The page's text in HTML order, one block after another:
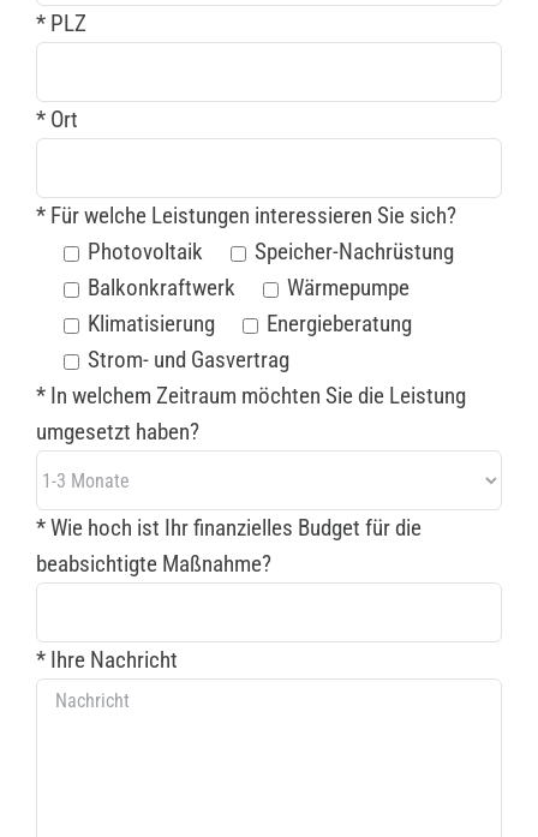
* PLZ
* Ort
* Für welche Leistungen interessieren Sie sich?
Photovoltaik
Speicher-Nachrüstung
Balkonkraftwerk
Wärmepumpe
Klimatisierung
Energieberatung
Strom- und Gasvertrag
* In welchem Zeitraum möchten Sie die Leistung
umgesetzt haben?
* Wie hoch ist Ihr finanzielles Budget für die
beabsichtigte Maßnahme?
* Ihre Nachricht